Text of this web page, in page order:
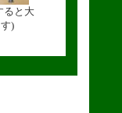
ると大
)